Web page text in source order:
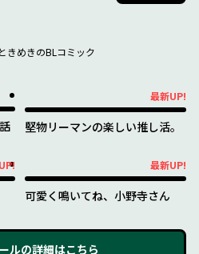
きめきのBLコミック
最新UP!
堅物リーマンの楽しい推し活。
最新UP!
可愛く鳴いてね、小野寺さん
ルの詳細はこちら